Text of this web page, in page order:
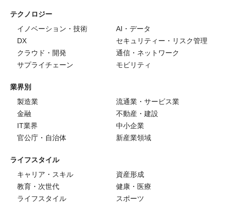
テクノロジー
イノベーション・技術
AI・データ
DX
セキュリティー・リスク管理
クラウド・開発
通信・ネットワーク
サプライチェーン
モビリティ
業界別
製造業
流通業・サービス業
金融
不動産・建設
IT業界
中小企業
官公庁・自治体
新産業領域
ライフスタイル
キャリア・スキル
資産形成
教育・次世代
健康・医療
ライフスタイル
スポーツ